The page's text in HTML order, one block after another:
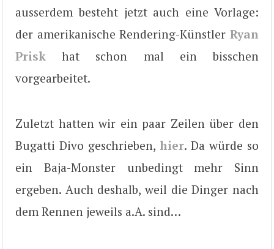
ausserdem besteht jetzt auch eine Vorlage:
der amerikanische Rendering-Künstler Ryan
Prisk hat schon mal ein bisschen
vorgearbeitet.
Zuletzt hatten wir ein paar Zeilen über den
Bugatti Divo geschrieben, hier. Da würde so
ein Baja-Monster unbedingt mehr Sinn
ergeben. Auch deshalb, weil die Dinger nach
dem Rennen jeweils a.A. sind…